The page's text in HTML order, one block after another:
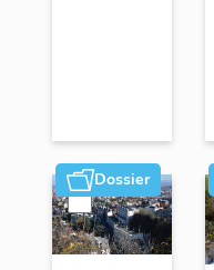
Dossier